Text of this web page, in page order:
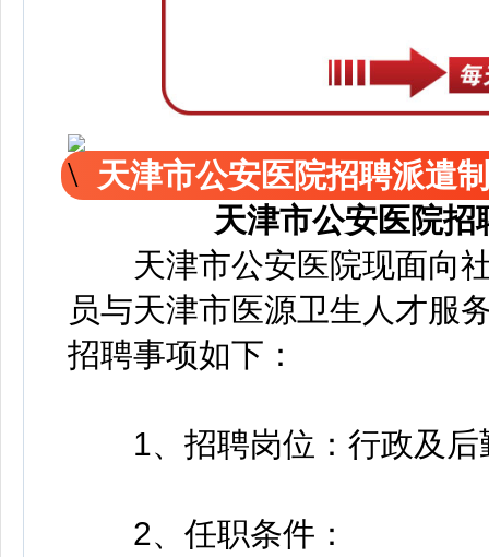
天津市公安医院招聘派遣
天津市公安医院
天津市公安医院现面向社
员与天津市医源卫生人才服
招聘事项如下：
1、招聘岗位：行政及后
2、任职条件：